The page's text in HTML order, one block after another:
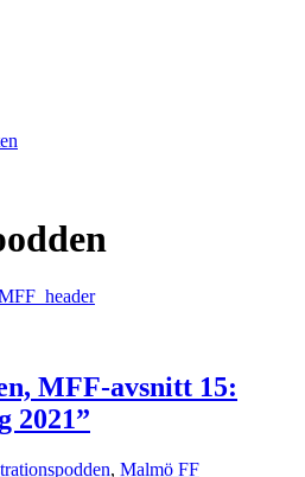
MFF-avsnitt 15:
2021”
, Malmö FF